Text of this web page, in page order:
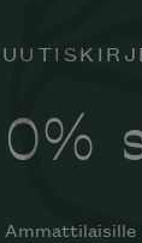
Ammattilaisille